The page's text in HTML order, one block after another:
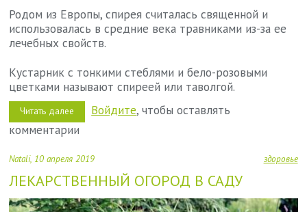
Родом из Европы, спирея считалась священной и
использовалась в средние века травниками из-за ее
лечебных свойств.
Кустарник с тонкими стеблями и бело-розовыми
цветками называют спиреей или таволгой.
Читать далее
Противовирусная
спирея
Войдите, чтобы оставлять
комментарии
Natali 10 апреля 2019 здоровье
ЛЕКАРСТВЕННЫЙ ОГОРОД В САДУ